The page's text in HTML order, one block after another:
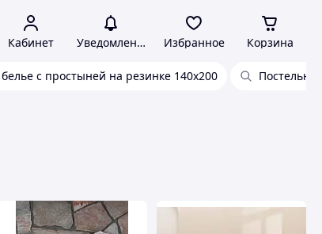
Кабинет Уведомления Избранное Корзина
с простыней на резинке 140х200